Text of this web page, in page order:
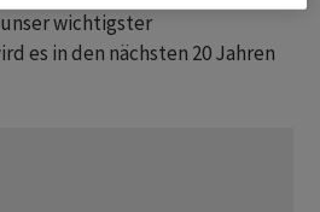
wichtigster
es in den nächsten 20 Jahren